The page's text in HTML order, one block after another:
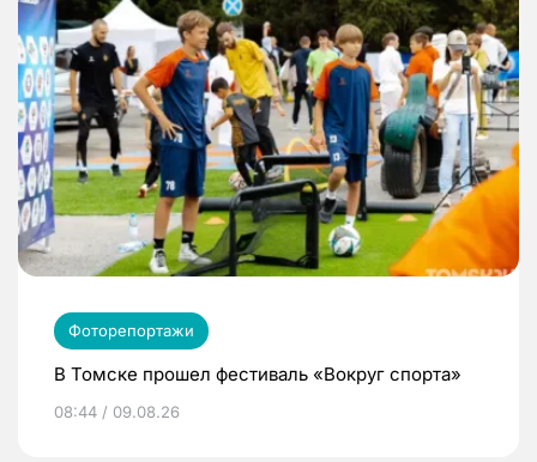
Фоторепортажи
В Томске прошел фестиваль «Вокруг спорта»
08:44 / 09.08.26